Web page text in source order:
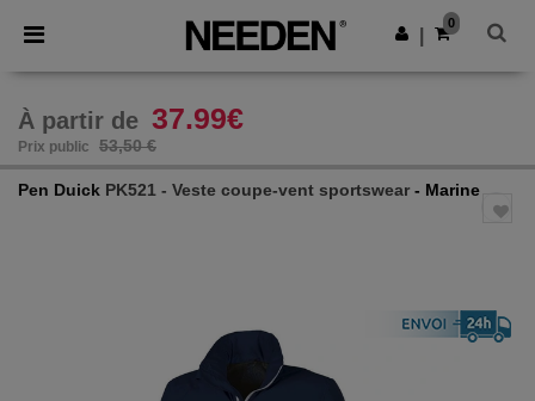
× Appli Needen
Meilleurs prix sur l’app !
Obtenir l'appli
0
À partir de 37.99€
Prix public 53,50 €
Pen Duick PK521 - Veste coupe-vent sportswear - Marine